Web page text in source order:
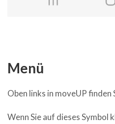
Menü
Oben links in moveUP finden
Wenn Sie auf dieses Symbol